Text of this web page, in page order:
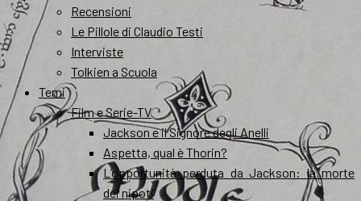
Recensioni
Le Pillole di Claudio Testi
Interviste
Tolkien a Scuola
Temi
Film e Serie-TV
Jackson e il Signore degli Anelli
Aspetta, qual è Thorin?
L’opportunità perduta da Jackson: la morte
dei nipoti